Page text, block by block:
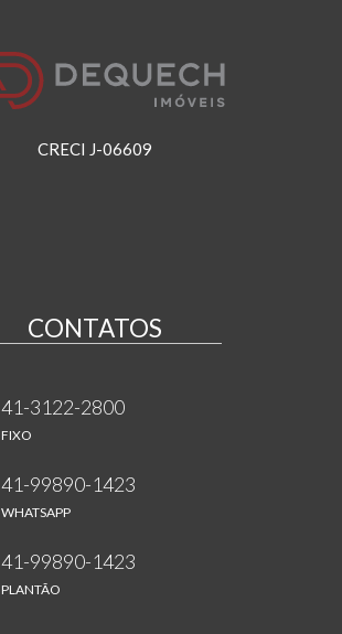
CRECI J-06609
CONTATOS
41-3122-2800
FIXO
41-99890-1423
WHATSAPP
41-99890-1423
PLANTÃO